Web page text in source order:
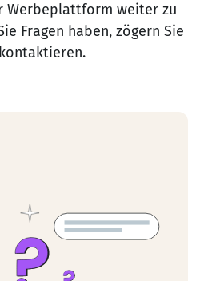
Werbeplattform weiter zu
Fragen haben, zögern Sie